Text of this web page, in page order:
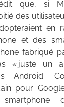
que, si
des
en
et des
fabriqué
« juste un
Android.
pour